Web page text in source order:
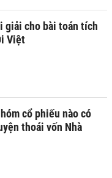
giải cho bài toán tích
Việt
cổ phiếu nào có
thoái vốn Nhà